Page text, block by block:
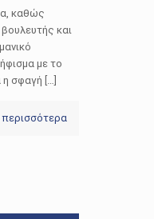
καθώς
και
με το
η σφαγή […]